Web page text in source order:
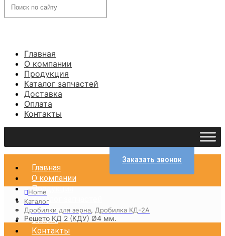
Главная
О компании
Продукция
Каталог запчастей
Доставка
Оплата
Контакты
Главная
О компании
Продукция
Каталог запчастей
Доставка
Оплата
Контакты
Заказать звонок
Home
Каталог
Дробилки для зерна, Дробилка КД-2А
Решето КД 2 (КДУ) Ø4 мм.